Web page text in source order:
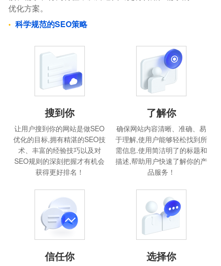
优化方案。
科学规范的SEO策略
搜到你
让用户搜到你的网站是做SEO
优化的目标,拥有精湛的SEO技
术、丰富的经验技巧以及对
SEO规则的深刻把握才有机会
获得更好排名！
了解你
确保网站内容清晰、准确、易
于理解,使用户能够轻松找到所
需信息.使用简洁明了的标题和
描述,帮助用户快速了解你的产
品服务！
信任你 选择你